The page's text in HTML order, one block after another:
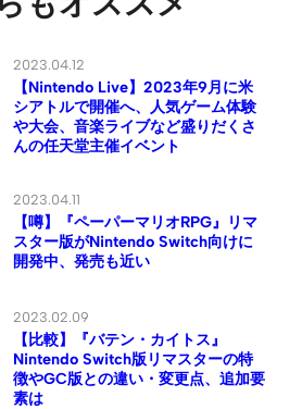
2023.04.12
【Nintendo Live】2023年9月に米
シアトルで開催へ、人気ゲーム体験
や大会、音楽ライブなど盛りだくさ
んの任天堂主催イベント
2023.04.11
【噂】『ペーパーマリオRPG』リマ
スター版がNintendo Switch向けに
開発中、発売も近い
2023.02.09
【比較】『バテン・カイトス』
Nintendo Switch版リマスターの特
徴やGC版との違い・変更点、追加要
素は